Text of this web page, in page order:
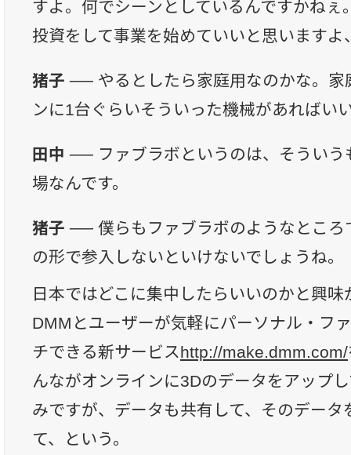
すよ。何でシーンとしているんですかねぇ
投資をして事業を始めていいと思いますよ
猪子 ── やるとしたら家庭用なのかな。
ンに1台ぐらいそういった機械があればい
田中 ── ファブラボというのは、そうい
場なんです。
猪子 ── 僕らもファブラボのようなとこ
の形で参入しないといけないでしょうね。
日本ではどこに集中したらいいのかと興
DMMとユーザーが気軽にパーソナル・フ
チできる新サービスhttp://make.dmm.com/
んながオンラインに3Dのデータをアップ
みですが、データも共有して、そのデータ
て、という。